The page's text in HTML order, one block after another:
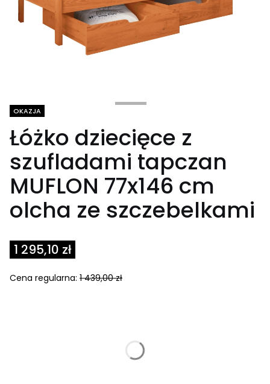
Tagi produktu
OKAZJA
Łóżko dziecięce z
szufladami tapczan
MUFLON 77x146 cm
olcha ze szczebelkami
1 295,10 zł
Cena regularna: 1 439,00 zł